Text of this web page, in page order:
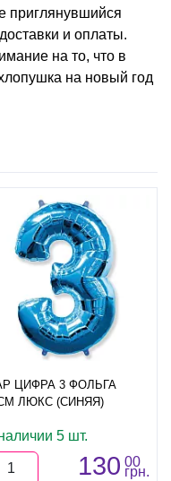
приглянувшийся
и оплаты.
на то, что в
на новый год
ЦИФРА 3 ФОЛЬГА
ЛЮКС (СИНЯЯ)
5 шт.
130 00
грн.